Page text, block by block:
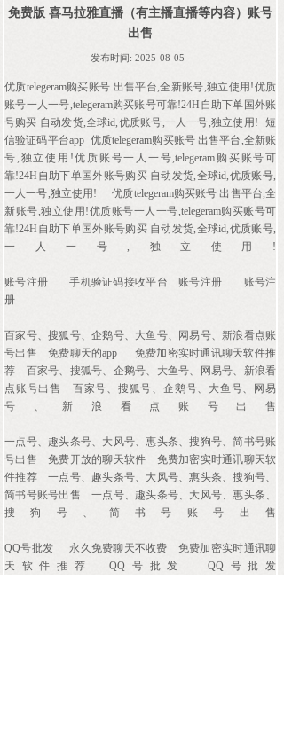
免费版 喜马拉雅直播（有主播直播等内容）账号
出售
发布时间: 2025-08-05
优质telegeram购买账号 出售平台,全新账号,独立使用!优质
账号一人一号,telegeram购买账号可靠!24H自助下单国外账
号购买 自动发货,全球id,优质账号,一人一号,独立使用!
短
信验证码平台app 优质telegeram购买账号 出售平台,全新账
号,独立使用!优质账号一人一号,telegeram购买账号可
靠!24H自助下单国外账号购买 自动发货,全球id,优质账号,
一人一号,独立使用!
优质telegeram购买账号 出售平台,全
新账号,独立使用!优质账号一人一号,telegeram购买账号可
靠!24H自助下单国外账号购买 自动发货,全球id,优质账号,
一人一号,独立使用!
账号注册 手机验证码接收平台 账号注册
账号注
册
百家号、搜狐号、企鹅号、大鱼号、网易号、新浪看点账
号出售
免费聊天的app
免费加密实时通讯聊天软件推
荐
百家号、搜狐号、企鹅号、大鱼号、网易号、新浪看
点账号出售
百家号、搜狐号、企鹅号、大鱼号、网易
号、新浪看点账号出售
一点号、趣头条号、大风号、惠头条、搜狗号、简书号账
号出售
免费开放的聊天软件
免费加密实时通讯聊天软
件推荐
一点号、趣头条号、大风号、惠头条、搜狗号、
简书号账号出售
一点号、趣头条号、大风号、惠头条、
搜狗号、简书号账号出售
QQ号批发 永久免费聊天不收费
免费加密实时通讯聊
天软件推荐
QQ号批发 QQ号批发